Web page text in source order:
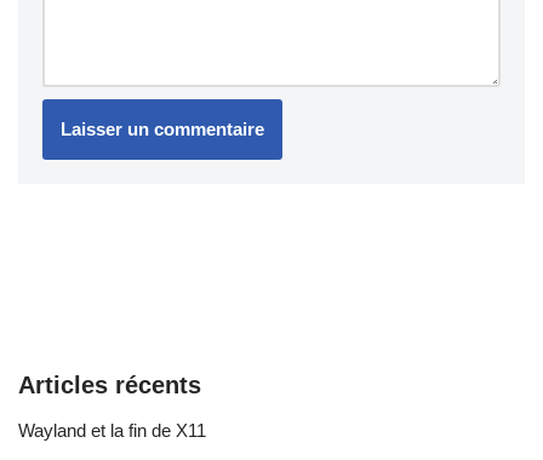
Articles récents
Wayland et la fin de X11